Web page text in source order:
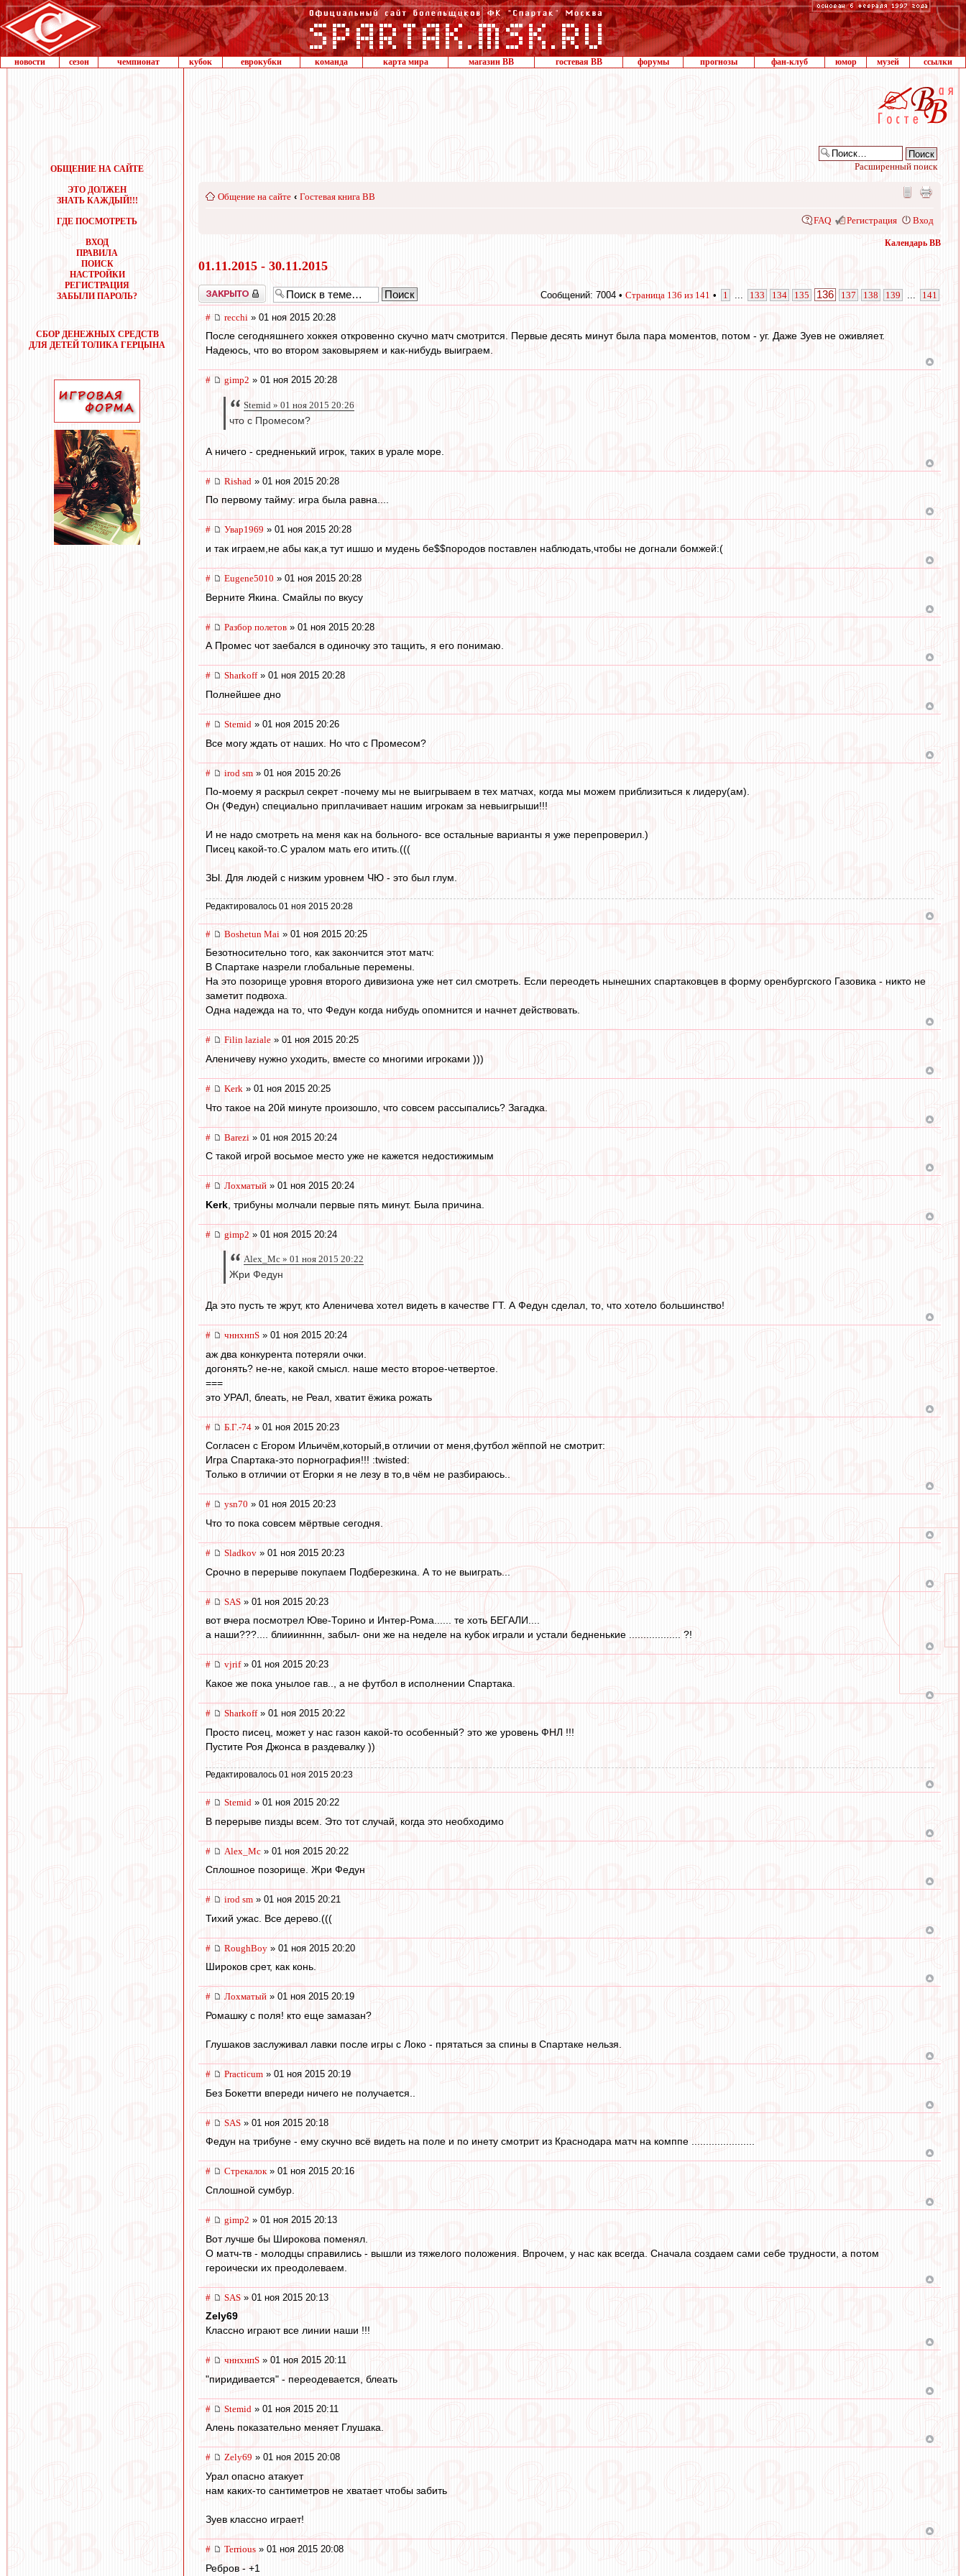
новости сезон чемпионат кубок еврокубки команда карта мира магазин ВВ гостевая ВВ форумы прогнозы фан-клуб юмор музей ссылки
ОБЩЕНИЕ НА САЙТЕ
ЭТО ДОЛЖЕН
ЗНАТЬ КАЖДЫЙ!!!
ГДЕ ПОСМОТРЕТЬ
ВХОД
ПРАВИЛА
ПОИСК
НАСТРОЙКИ
РЕГИСТРАЦИЯ
ЗАБЫЛИ ПАРОЛЬ?
СБОР ДЕНЕЖНЫХ СРЕДСТВ
ДЛЯ ДЕТЕЙ ТОЛИКА ГЕРЦЫНА
Расширенный поиск
Общение на сайте ‹ Гостевая книга ВВ
FAQ Регистрация Вход
Календарь ВВ
01.11.2015 - 30.11.2015
Закрыто Сообщений: 7004 • Страница 136 из 141 • 1 133 134 135 136 137 138 139 141
# recchi » 01 ноя 2015 20:28
После сегодняшнего хоккея откровенно скучно матч смотрится. Первые десять минут была пара моментов, потом - уг. Даже Зуев не оживляет.
Надеюсь, что во втором заковыряем и как-нибудь выиграем.
# gimp2 » 01 ноя 2015 20:28
Stemid » 01 ноя 2015 20:26
что с Промесом?
А ничего - средненький игрок, таких в урале море.
# Rishad » 01 ноя 2015 20:28
По первому тайму: игра была равна....
# Увар1969 » 01 ноя 2015 20:28
и так играем,не абы как,а тут ишшо и мудень бе$$породов поставлен наблюдать,чтобы не догнали бомжей:(
# Eugene5010 » 01 ноя 2015 20:28
Верните Якина. Смайлы по вкусу
# Разбор полетов » 01 ноя 2015 20:28
А Промес чот заебался в одиночку это тащить, я его понимаю.
# Sharkoff» 01 ноя 2015 20:28
Полнейшее дно
# Stemid » 01 ноя 2015 20:26
Все могу ждать от наших. Но что с Промесом?
# irod sm » 01 ноя 2015 20:26
По-моему я раскрыл секрет -почему мы не выигрываем в тех матчах, когда мы можем приблизиться к лидеру(ам).
Он (Федун) специально приплачивает нашим игрокам за невыигрыши!!!
И не надо смотреть на меня как на больного- все остальные варианты я уже перепроверил.)
Писец какой-то.С уралом мать его итить.(((
ЗЫ. Для людей с низким уровнем ЧЮ - это был глум.
Редактировалось 01 ноя 2015 20:28
# Boshetun Mai » 01 ноя 2015 20:25
Безотносительно того, как закончится этот матч:
В Спартаке назрели глобальные перемены.
На это позорище уровня второго дивизиона уже нет сил смотреть. Если переодеть нынешних спартаковцев в форму оренбургского Газовика - никто не
заметит подвоха.
Одна надежда на то, что Федун когда нибудь опомнится и начнет действовать.
# Filin laziale » 01 ноя 2015 20:25
Аленичеву нужно уходить, вместе со многими игроками )))
# Kerk » 01 ноя 2015 20:25
Что такое на 20й минуте произошло, что совсем рассыпались? Загадка.
# Barezi » 01 ноя 2015 20:24
С такой игрой восьмое место уже не кажется недостижимым
# Лохматый » 01 ноя 2015 20:24
Kerk , трибуны молчали первые пять минут. Была причина.
# gimp2 » 01 ноя 2015 20:24
Alex_Mc » 01 ноя 2015 20:22
Жри Федун
Да это пусть те жрут, кто Аленичева хотел видеть в качестве ГТ. А Федун сделал, то, что хотело большинство!
# чннхнпS » 01 ноя 2015 20:24
аж два конкурента потеряли очки.
догонять? не-не, какой смысл. наше место второе-четвертое.
===
это УРАЛ, блеать, не Реал, хватит ёжика рожать
# Б.Г.-74 » 01 ноя 2015 20:23
Согласен с Егором Ильичём,который,в отличии от меня,футбол жёппой не смотрит:
Игра Спартака-это порнография!!! :twisted:
Только в отличии от Егорки я не лезу в то,в чём не разбираюсь..
# ysn70 » 01 ноя 2015 20:23
Что то пока совсем мёртвые сегодня.
# Sladkov » 01 ноя 2015 20:23
Срочно в перерыве покупаем Подберезкина. А то не выиграть...
# SAS » 01 ноя 2015 20:23
вот вчера посмотрел Юве-Торино и Интер-Рома...... те хоть БЕГАЛИ....
а наши???.... блииинннн, забыл- они же на неделе на кубок играли и устали бедненькие .................. ?!
# vjrif» 01 ноя 2015 20:23
Какое же пока унылое гав.., а не футбол в исполнении Спартака.
# Sharkoff» 01 ноя 2015 20:22
Просто писец, может у нас газон какой-то особенный? это же уровень ФНЛ !!!
Пустите Роя Джонса в раздевалку ))
Редактировалось 01 ноя 2015 20:23
# Stemid » 01 ноя 2015 20:22
В перерыве пизды всем. Это тот случай, когда это необходимо
# Alex_Mc » 01 ноя 2015 20:22
Сплошное позорище. Жри Федун
# irod sm » 01 ноя 2015 20:21
Тихий ужас. Все дерево.(((
# RoughBoy » 01 ноя 2015 20:20
Широков срет, как конь.
# Лохматый » 01 ноя 2015 20:19
Ромашку с поля! кто еще замазан?
Глушаков заслуживал лавки после игры с Локо - прятаться за спины в Спартаке нельзя.
# Practicum » 01 ноя 2015 20:19
Без Бокетти впереди ничего не получается..
# SAS » 01 ноя 2015 20:18
Федун на трибуне - ему скучно всё видеть на поле и по инету смотрит из Краснодара матч на комппе ......................
# Стрекалок» 01 ноя 2015 20:16
Сплошной сумбур.
# gimp2 » 01 ноя 2015 20:13
Вот лучше бы Широкова поменял.
О матч-тв - молодцы справились - вышли из тяжелого положения. Впрочем, у нас как всегда. Сначала создаем сами себе трудности, а потом
героически их преодолеваем.
# SAS » 01 ноя 2015 20:13
Zely69
Классно играют все линии наши !!!
# чннхнпS » 01 ноя 2015 20:11
"пиридивается" - переодевается, блеать
# Stemid » 01 ноя 2015 20:11
Алень показательно меняет Глушака.
# Zely69 » 01 ноя 2015 20:08
Урал опасно атакует
нам каких-то сантиметров не хватает чтобы забить
Зуев классно играет!
# Terrious » 01 ноя 2015 20:08
Ребров - +1